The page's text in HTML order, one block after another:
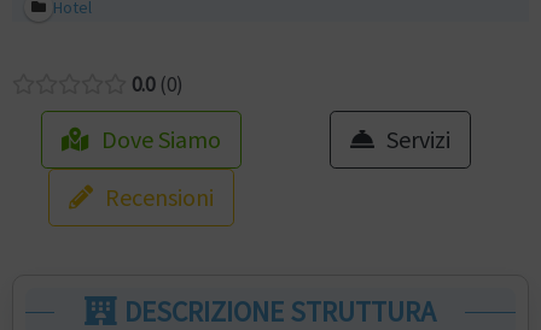
Hotel
0.0 0
Dove Siamo
Servizi
Recensioni
DESCRIZIONE STRUTTURA